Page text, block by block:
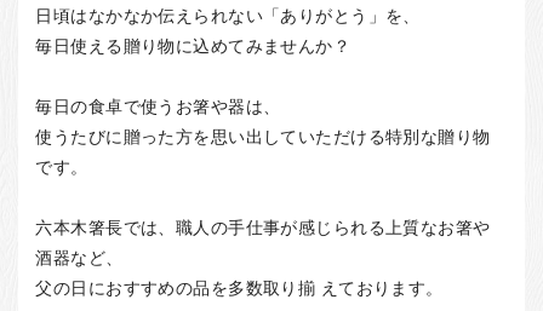
ご利用ガイド
お客様の声
店舗紹介
お問い合わせ
お知らせ
日頃はなかなか伝えられない「ありがとう」を、
毎日使える贈り物に込めてみませんか？
毎日の食卓で使うお箸や器は、
使うたびに贈った方を思い出していただける特別な贈り物
です。
六本木箸長では、職人の手仕事が感じられる上質なお箸や
酒器など、
父の日におすすめの品を多数取り揃 えております。